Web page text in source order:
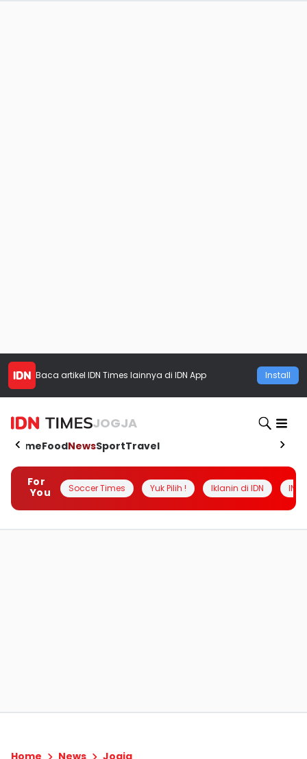
Baca artikel IDN Times lainnya di IDN App Install
JOGJA
HomeFoodNewsSportTravel
For
You
Soccer Times Yuk Pilih ! Iklanin di IDN
Home News Jogja